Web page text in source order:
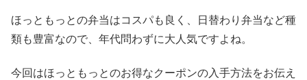
ほっともっとの弁当はコスパも良く、日替わり弁当など種
類も豊富なので、年代問わずに大人気ですよね。
今回はほっともっとのお得なクーポンの入手方法をお伝え